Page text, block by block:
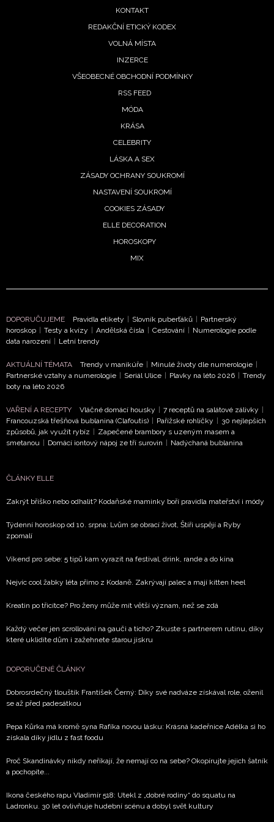
KONTAKT
REDAKČNÍ ETICKÝ KODEX
VOLNÁ MÍSTA
INZERCE
VŠEOBECNÉ OBCHODNÍ PODMÍNKY
RSS FEED
MÓDA
KRÁSA
CELEBRITY
LÁSKA A SEX
ZÁSADY OCHRANY SOUKROMÍ
NASTAVENÍ SOUKROMÍ
COOKIES ZÁSADY
ELLE DECORATION
HOROSKOPY
MIX
DOPORUČUJEME Pravidla etikety | Slovník puberťáků | Partnerský
horoskop | Testy a kvízy | Andělská čísla | Cestování | Numerologie podle
data narození | Letní trendy
AKTUÁLNÍ TÉMATA Trendy v manikúře | Minulé životy dle numerologie |
Partnerské vztahy a numerologie | Seriál Ulice | Plavky na léto 2026 | Trendy
boty na léto 2026
VAŘENÍ A RECEPTY Vláčné domácí housky | 7 receptů na salátové zálivky |
Francouzská třešňová bublanina (Clafoutis) | Pařížské rohlíčky | 30 nejlepších
způsobů, jak využít rybíz | Zapečené brambory s uzeným masem a
smetanou | Domácí iontový nápoj ze tří surovin | Nadýchaná bublanina
ČLÁNKY ELLE
Zakrýt bříško nebo odhalit? Kodaňské maminky boří pravidla mateřství i módy
Týdenní horoskop od 10. srpna: Lvům se obrací život, Štíři uspějí a Ryby
zpomalí
Víkend pro sebe: 5 tipů kam vyrazit na festival, drink, rande a do kina
Nejvíc cool žabky léta přímo z Kodaně. Zakrývají palec a mají kitten heel
Kreatin po třicítce? Pro ženy může mít větší význam, než se zdá
Každý večer jen scrollování na gauči a ticho? Zkuste s partnerem rutinu, díky
které uklidíte dům i zažehnete starou jiskru
DOPORUČENÉ ČLÁNKY
Dobrosrdečný tlouštík František Černý: Díky své nadváze získával role, oženil
se až před padesátkou
Pepa Kůrka má kromě syna Rafíka novou lásku: Krásná kadeřnice Adélka si ho
získala díky jídlu z fast foodu
Proč Skandinávky nikdy neříkají, že nemají co na sebe? Okopírujte jejich šatník
a pochopíte...
Ikona českého rapu Vladimír 518: Utekl z „dobré rodiny“ do squatu na
Ladronku. 30 let ovlivňuje hudební scénu a dobyl svět kultury